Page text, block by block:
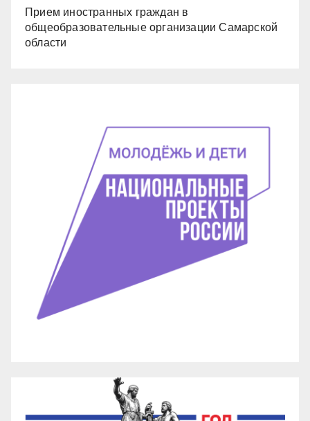
Прием иностранных граждан в
общеобразовательные организации Самарской
области